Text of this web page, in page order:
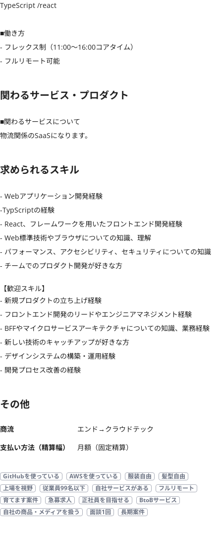
TypeScript /react
■働き方
- フレックス制（11:00〜16:00コアタイム）
- フルリモート可能
関わるサービス・プロダクト
■関わるサービスについて
物流関係のSaaSになります。
求められるスキル
- Webアプリケーション開発経験
-TypScriptの経験
- React、フレームワークを用いたフロントエンド開発経験
- Web標準技術やブラウザについての知識、理解
- パフォーマンス、アクセシビリティ、セキュリティについての知識
- チームでのプロダクト開発が好きな方
【歓迎スキル】
- 新規プロダクトの立ち上げ経験
- フロントエンド開発のリードやエンジニアマネジメント経験
- BFFやマイクロサービスアーキテクチャについての知識、業務経験
- 新しい技術のキャッチアップが好きな方
- デザインシステムの構築・運用経験
- 開発プロセス改善の経験
その他
商流
エンド→クラウドテック
支払い方法（精算幅）
月額（固定精算）
GitHubを使っている AWSを使っている 服装自由
髪型自由
上場を視野
従業員99名以下 自社サービスがある
フルリモート
育てます案件
急募求人 正社員を目指せる
BtoBサービス
自社の商品・メディアを扱う
面談1回 長期案件